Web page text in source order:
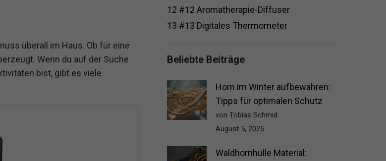
überall im Haus. Ob für eine
Wenn du auf der Suche
bist, gibt es viele
12 #12 Aromatherapie-Diffuser
13 #13 Digitales Thermometer
Beliebte Beiträge
Horn im Winter aufbewahren:
Tipps für optimalen Schutz
von Tobias Schmid
August 5, 2025
Waldhornhülle Material: